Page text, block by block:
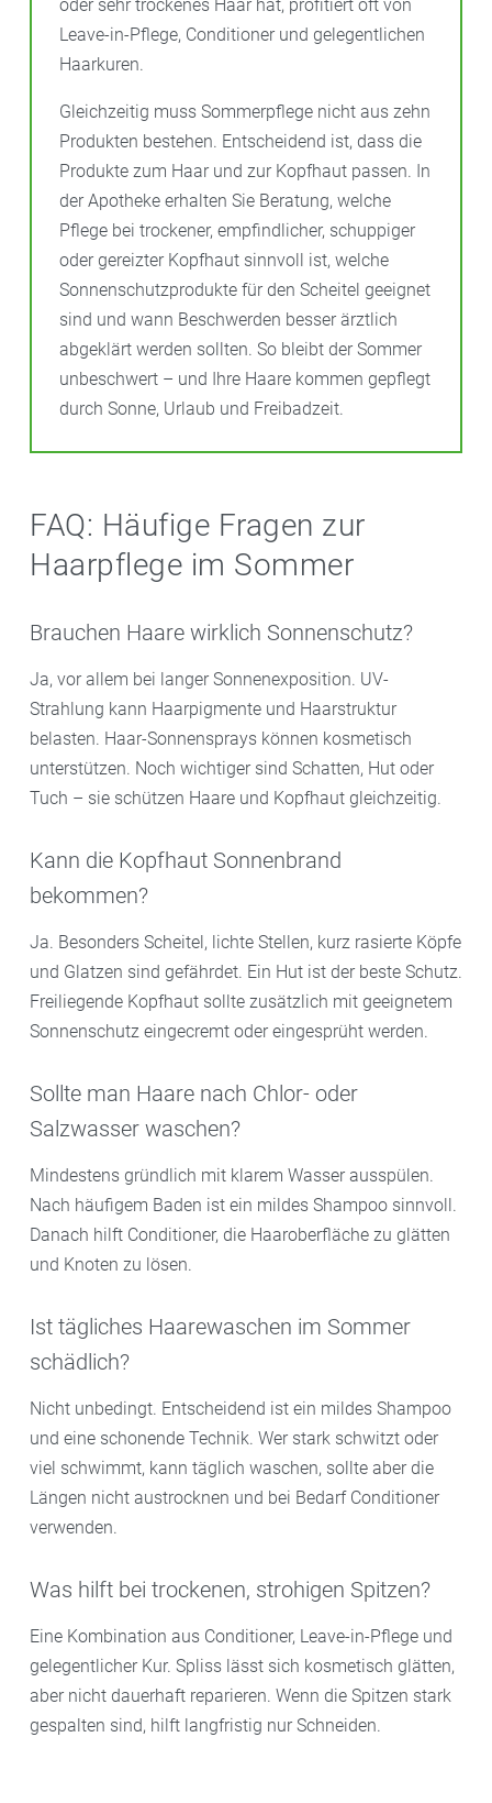
oder sehr trockenes Haar hat, profitiert oft von
Leave-in-Pflege, Conditioner und gelegentlichen
Haarkuren.
Gleichzeitig muss Sommerpflege nicht aus zehn
Produkten bestehen. Entscheidend ist, dass die
Produkte zum Haar und zur Kopfhaut passen. In
der Apotheke erhalten Sie Beratung, welche
Pflege bei trockener, empfindlicher, schuppiger
oder gereizter Kopfhaut sinnvoll ist, welche
Sonnenschutzprodukte für den Scheitel geeignet
sind und wann Beschwerden besser ärztlich
abgeklärt werden sollten. So bleibt der Sommer
unbeschwert – und Ihre Haare kommen gepflegt
durch Sonne, Urlaub und Freibadzeit.
FAQ: Häufige Fragen zur
Haarpflege im Sommer
Brauchen Haare wirklich Sonnenschutz?
Ja, vor allem bei langer Sonnenexposition. UV-
Strahlung kann Haarpigmente und Haarstruktur
belasten. Haar-Sonnensprays können kosmetisch
unterstützen. Noch wichtiger sind Schatten, Hut oder
Tuch – sie schützen Haare und Kopfhaut gleichzeitig.
Kann die Kopfhaut Sonnenbrand
bekommen?
Ja. Besonders Scheitel, lichte Stellen, kurz rasierte Köpfe
und Glatzen sind gefährdet. Ein Hut ist der beste Schutz.
Freiliegende Kopfhaut sollte zusätzlich mit geeignetem
Sonnenschutz eingecremt oder eingesprüht werden.
Sollte man Haare nach Chlor- oder
Salzwasser waschen?
Mindestens gründlich mit klarem Wasser ausspülen.
Nach häufigem Baden ist ein mildes Shampoo sinnvoll.
Danach hilft Conditioner, die Haaroberfläche zu glätten
und Knoten zu lösen.
Ist tägliches Haarewaschen im Sommer
schädlich?
Nicht unbedingt. Entscheidend ist ein mildes Shampoo
und eine schonende Technik. Wer stark schwitzt oder
viel schwimmt, kann täglich waschen, sollte aber die
Längen nicht austrocknen und bei Bedarf Conditioner
verwenden.
Was hilft bei trockenen, strohigen Spitzen?
Eine Kombination aus Conditioner, Leave-in-Pflege und
gelegentlicher Kur. Spliss lässt sich kosmetisch glätten,
aber nicht dauerhaft reparieren. Wenn die Spitzen stark
gespalten sind, hilft langfristig nur Schneiden.